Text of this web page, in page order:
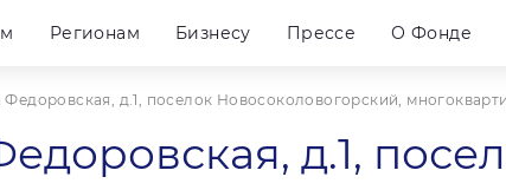
Регионам Бизнесу Прессе О Фонде
Федоровская, д.1, поселок Новосоколовогорский,
д.1,